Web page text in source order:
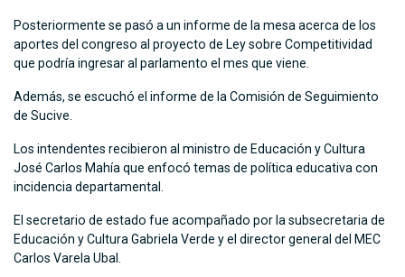
Posteriormente se pasó a un informe de la mesa acerca de los
aportes del congreso al proyecto de Ley sobre Competitividad
que podría ingresar al parlamento el mes que viene.
Además, se escuchó el informe de la Comisión de Seguimiento
de Sucive.
Los intendentes recibieron al ministro de Educación y Cultura
José Carlos Mahía que enfocó temas de política educativa con
incidencia departamental.
El secretario de estado fue acompañado por la subsecretaria de
Educación y Cultura Gabriela Verde y el director general del MEC
Carlos Varela Ubal.